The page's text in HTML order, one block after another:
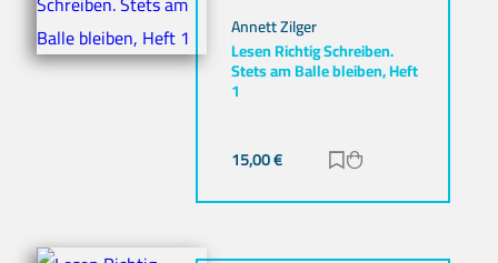
Annett Zilger
Lesen Richtig Schreiben.
Stets am Balle bleiben, Heft
1
15,00€ Zur Merkliste